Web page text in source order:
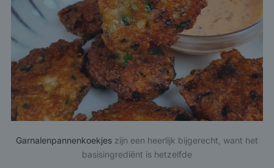
Garnalenpannenkoekjes zijn een heerlijk bijgerecht, want het
basisingrediënt is hetzelfde